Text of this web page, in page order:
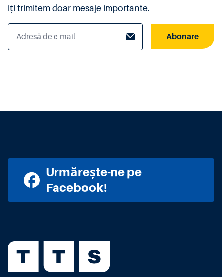
iți trimitem doar mesaje importante.
Abonare
Urmărește-ne pe
Facebook!